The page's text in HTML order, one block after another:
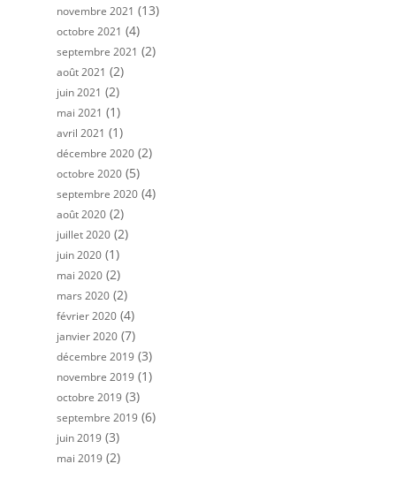
novembre 2021 (13)
octobre 2021 (4)
septembre 2021 (2)
août 2021 (2)
juin 2021 (2)
mai 2021 (1)
avril 2021 (1)
décembre 2020 (2)
octobre 2020 (5)
septembre 2020 (4)
août 2020 (2)
juillet 2020 (2)
juin 2020 (1)
mai 2020 (2)
mars 2020 (2)
février 2020 (4)
janvier 2020 (7)
décembre 2019 (3)
novembre 2019 (1)
octobre 2019 (3)
septembre 2019 (6)
juin 2019 (3)
mai 2019 (2)